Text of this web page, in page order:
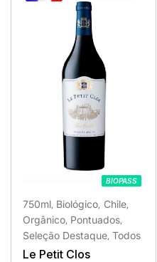
BIOPASS
BIOPASS
750ml, Biológico, Chile,
Orgânico, Pontuados,
Seleção Destaque, Todos
Le Petit Clos